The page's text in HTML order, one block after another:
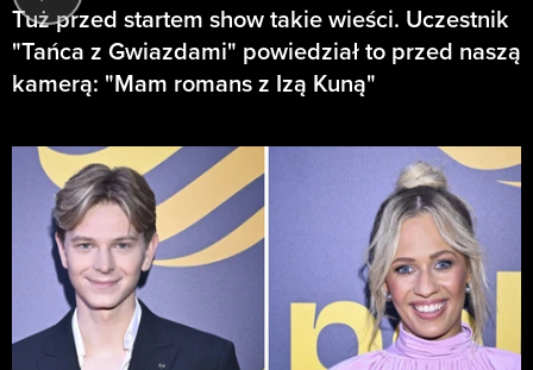
Tuż przed startem show takie wieści. Uczestnik
"Tańca z Gwiazdami" powiedział to przed naszą
kamerą: "Mam romans z Izą Kuną"